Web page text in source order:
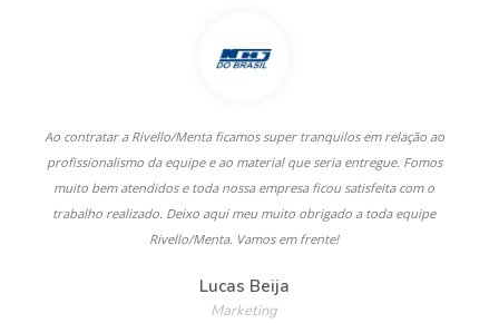
Ao contratar a Rivello/Menta ficamos super tranquilos em relação ao
profissionalismo da equipe e ao material que seria entregue. Fomos
muito bem atendidos e toda nossa empresa ficou satisfeita com o
trabalho realizado. Deixo aqui meu muito obrigado a toda equipe
Rivello/Menta. Vamos em frente!
Lucas Beija
Marketing